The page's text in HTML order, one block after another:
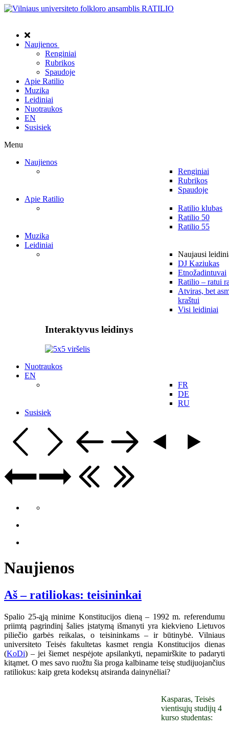
Naujienos
Renginiai
Rubrikos
Spaudoje
Apie Ratilio
Muzika
Leidiniai
Nuotraukos
EN
Susisiek
Menu
Naujienos
Renginiai
Rubrikos
Spaudoje
Apie Ratilio
Ratilio klubas
Ratilio 50
Ratilio 55
Muzika
Leidiniai
Naujausi
DJ Kaziukas
Etnožadintuvai
Ratilio – ratui
Atviras, bet
kraštui
Visi leidiniai
Interaktyvus leidinys
Nuotraukos
EN
FR
DE
RU
Susisiek
Naujienos
Aš – ratiliokas: teisininkai
Spalio 25-ąją minime Konstitucijos dieną – 1992 m. referendumu
priimtą pagrindinį šalies įstatymą išmanyti yra kiekvieno Lietuvos
piliečio garbės reikalas, o teisininkams – ir būtinybė. Vilniaus
universiteto Teisės fakultetas kasmet rengia Konstitucijos dienas
(KoDi) – jei šiemet nespėjote apsilankyti, nepamirškite to padaryti
kitąmet. O mes savo ruožtu šia proga kalbiname teisę studijuojančius
ratiliokus: kaip greta kodeksų atsiranda dainynėliai?
Kasparas, Teisės
vientisųjų studijų 4
kurso studentas: